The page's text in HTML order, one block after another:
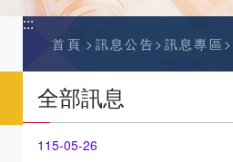
:::
首頁 訊息公告 訊息專區
全部訊息
115-05-26